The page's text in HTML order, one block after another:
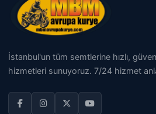
İstanbul'un tüm semtlerine hızlı,
hizmetleri sunuyoruz. 7/24 hizmet